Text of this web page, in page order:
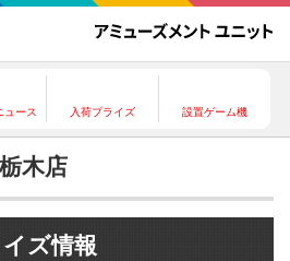
ュース 入荷プライズ 設置ゲーム機
木店
ズ情報